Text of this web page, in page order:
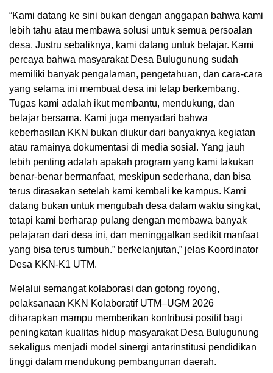
“Kami datang ke sini bukan dengan anggapan bahwa kami
lebih tahu atau membawa solusi untuk semua persoalan
desa. Justru sebaliknya, kami datang untuk belajar. Kami
percaya bahwa masyarakat Desa Bulugunung sudah
memiliki banyak pengalaman, pengetahuan, dan cara-cara
yang selama ini membuat desa ini tetap berkembang.
Tugas kami adalah ikut membantu, mendukung, dan
belajar bersama. Kami juga menyadari bahwa
keberhasilan KKN bukan diukur dari banyaknya kegiatan
atau ramainya dokumentasi di media sosial. Yang jauh
lebih penting adalah apakah program yang kami lakukan
benar-benar bermanfaat, meskipun sederhana, dan bisa
terus dirasakan setelah kami kembali ke kampus. Kami
datang bukan untuk mengubah desa dalam waktu singkat,
tetapi kami berharap pulang dengan membawa banyak
pelajaran dari desa ini, dan meninggalkan sedikit manfaat
yang bisa terus tumbuh.” berkelanjutan,” jelas Koordinator
Desa KKN-K1 UTM.
Melalui semangat kolaborasi dan gotong royong,
pelaksanaan KKN Kolaboratif UTM–UGM 2026
diharapkan mampu memberikan kontribusi positif bagi
peningkatan kualitas hidup masyarakat Desa Bulugunung
sekaligus menjadi model sinergi antarinstitusi pendidikan
tinggi dalam mendukung pembangunan daerah.